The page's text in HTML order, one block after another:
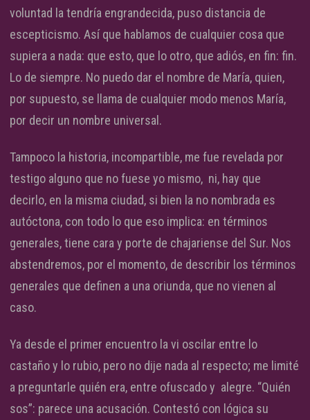
voluntad la tendría engrandecida, puso distancia de
escepticismo. Así que hablamos de cualquier cosa que
supiera a nada: que esto, que lo otro, que adiós, en fin: fin.
Lo de siempre. No puedo dar el nombre de María, quien,
por supuesto, se llama de cualquier modo menos María,
por decir un nombre universal.
Tampoco la historia, incompartible, me fue revelada por
testigo alguno que no fuese yo mismo, ni, hay que
decirlo, en la misma ciudad, si bien la no nombrada es
autóctona, con todo lo que eso implica: en términos
generales, tiene cara y porte de chajariense del Sur. Nos
abstendremos, por el momento, de describir los términos
generales que definen a una oriunda, que no vienen al
caso.
Ya desde el primer encuentro la vi oscilar entre lo
castaño y lo rubio, pero no dije nada al respecto; me limité
a preguntarle quién era, entre ofuscado y alegre. “Quién
sos”: parece una acusación. Contestó con lógica su